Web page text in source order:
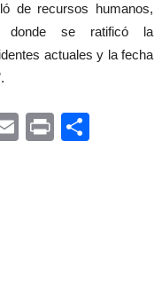
de recursos humanos,
donde se ratificó la
actuales y la fecha
EmailPrint